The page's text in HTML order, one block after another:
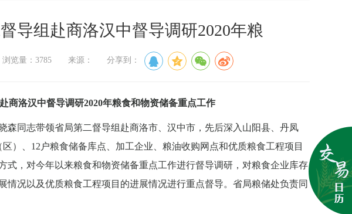
导组赴商洛汉中督导调研2020年粮
浏览量：3785 来源： 分享到：
商洛汉中督导调研2020年粮食和物资储备重点工作
森同志带领省局第二督导组赴商洛市、汉中市，先后深入山阳县、丹凤
）、12户粮食储备库点、加工企业、粮油收购网点和优质粮食工程项目
式，对今年以来粮食和物资储备重点工作进行督导调研，对粮食企业库存
况以及优质粮食工程项目的进展情况进行重点督导。省局粮储处负责同